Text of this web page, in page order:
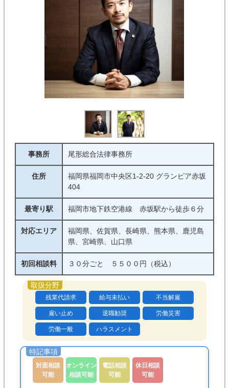
事務所 尾形総合法律事務所
住所
福岡県福岡市中央区1-2-20 グランピア赤坂
404
最寄り駅 福岡市地下鉄空港線 赤坂駅から徒歩６分
対応エリア
福岡県、佐賀県、長崎県、熊本県、鹿児島
県、宮崎県、山口県
初回相談料 ３０分ごと ５５００円（税込）
残業代請求 給与未払い 不当解雇
雇い止め 退職勧奨 労働災害
労働一般 ハラスメント
対面相談
可能
オンライン
相談可能
電話相談
可能
休日相談
可能